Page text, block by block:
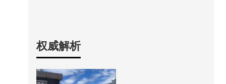
权威解析